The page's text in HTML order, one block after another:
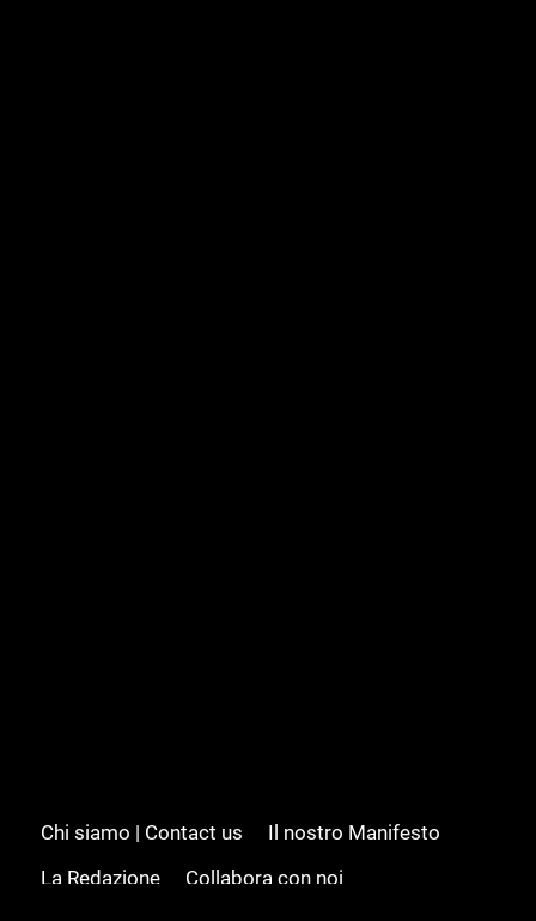
Chi siamo | Contact us
Il nostro Manifesto
La Redazione
Collabora con noi